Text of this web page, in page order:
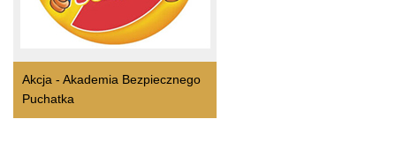
Akcja - Akademia Bezpiecznego
Puchatka